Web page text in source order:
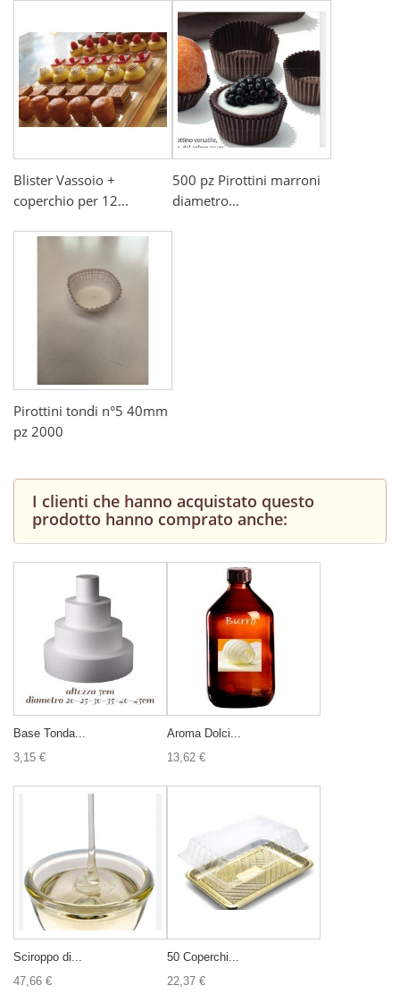
Blister Vassoio +
coperchio per 12...
500 pz Pirottini marroni
diametro...
Pirottini tondi n°5 40mm
pz 2000
I clienti che hanno acquistato questo
prodotto hanno comprato anche:
Base Tonda...
3,15 €
Aroma Dolci...
13,62 €
Sciroppo di...
47,66 €
50 Coperchi...
22,37 €